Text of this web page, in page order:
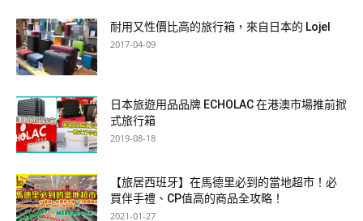
耐用又性價比高的旅行箱，來自日本的 Lojel
2017-04-09
日本旅遊用品品牌 ECHOLAC 在港澳市場推前掀
式旅行箱
2019-08-18
【旅居西班牙】在馬德里必到的當地超市！必
買伴手禮、CP值高的商品全攻略！
2021-01-27